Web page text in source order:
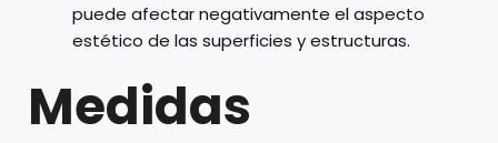
puede afectar negativamente el aspecto
estético de las superficies y estructuras.
Medidas